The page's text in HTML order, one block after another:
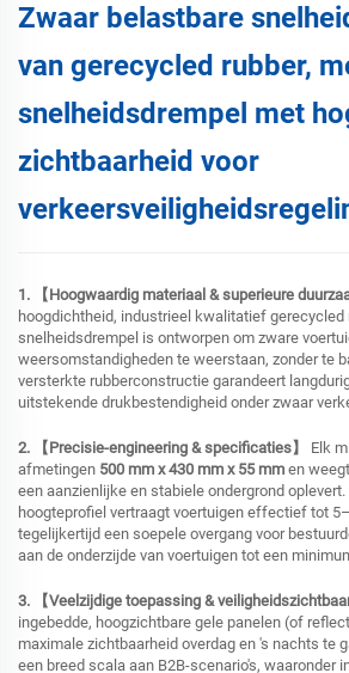
Zwaar belastbare
van gerecycled rubber,
snelheidsdrempel met
zichtbaarheid voor
1. 【Hoogwaardig materiaal & superieure
hoogdichtheid, industrieel kwalitatief gerecycled
snelheidsdrempel is ontworpen om zware
weersomstandigheden te weerstaan, zonder te
versterkte rubberconstructie garandeert
uitstekende drukbestendigheid onder zwaar
2. 【Precisie-engineering & specificaties】 Elk
afmetingen 500 mm x 430 mm x 55 mm en
een aanzienlijke en stabiele ondergrond
hoogteprofiel vertraagt voertuigen effectief tot
tegelijkertijd een soepele overgang voor
aan de onderzijde van voertuigen tot een
3. 【Veelzijdige toepassing &
ingebedde, hoogzichtbare gele panelen (of
maximale zichtbaarheid overdag en 's nachts te
een breed scala aan B2B-scenario's, waaronder